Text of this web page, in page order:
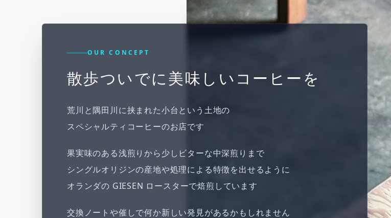
OUR CONCEPT
散歩ついでに美味しいコーヒーを
荒川と隅田川に挟まれた小台という土地の
スペシャルティコーヒーのお店です
果実味のある浅煎りから少しビターな中深煎りまで
シングルオリジンの産地や処理による特徴を出せるように
オランダの GIESEN ロースターで焙煎しています
交換ノートや催しで何か新しい発見があるかもしれません